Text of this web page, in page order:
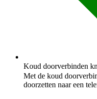
Koud doorverbinden
Met de koud
doorzetten naar een